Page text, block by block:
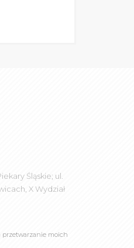
Śląskie; ul.
X Wydział
przetwarzanie moich